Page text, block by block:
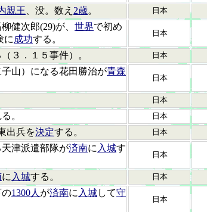
親王 、没。数え 2歳。 日本
健次郎(29)が、 世界で初め
に 成功する。
日本
（３．１５事件）。 日本
山）になる花田勝治が青森
日本
日本
。 日本
出兵を決定する。 日本
津派遣部隊が済南に 入城す
日本
に 入城する。 日本
の1300人 が済南に 入城して守
日本